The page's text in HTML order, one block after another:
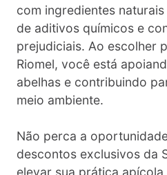
com ingredientes
de aditivos químicos e
prejudiciais. Ao escolher
Riomel, você está
abelhas e contribuindo
meio ambiente.
Não perca a
descontos exclusivos da
elevar sua prática